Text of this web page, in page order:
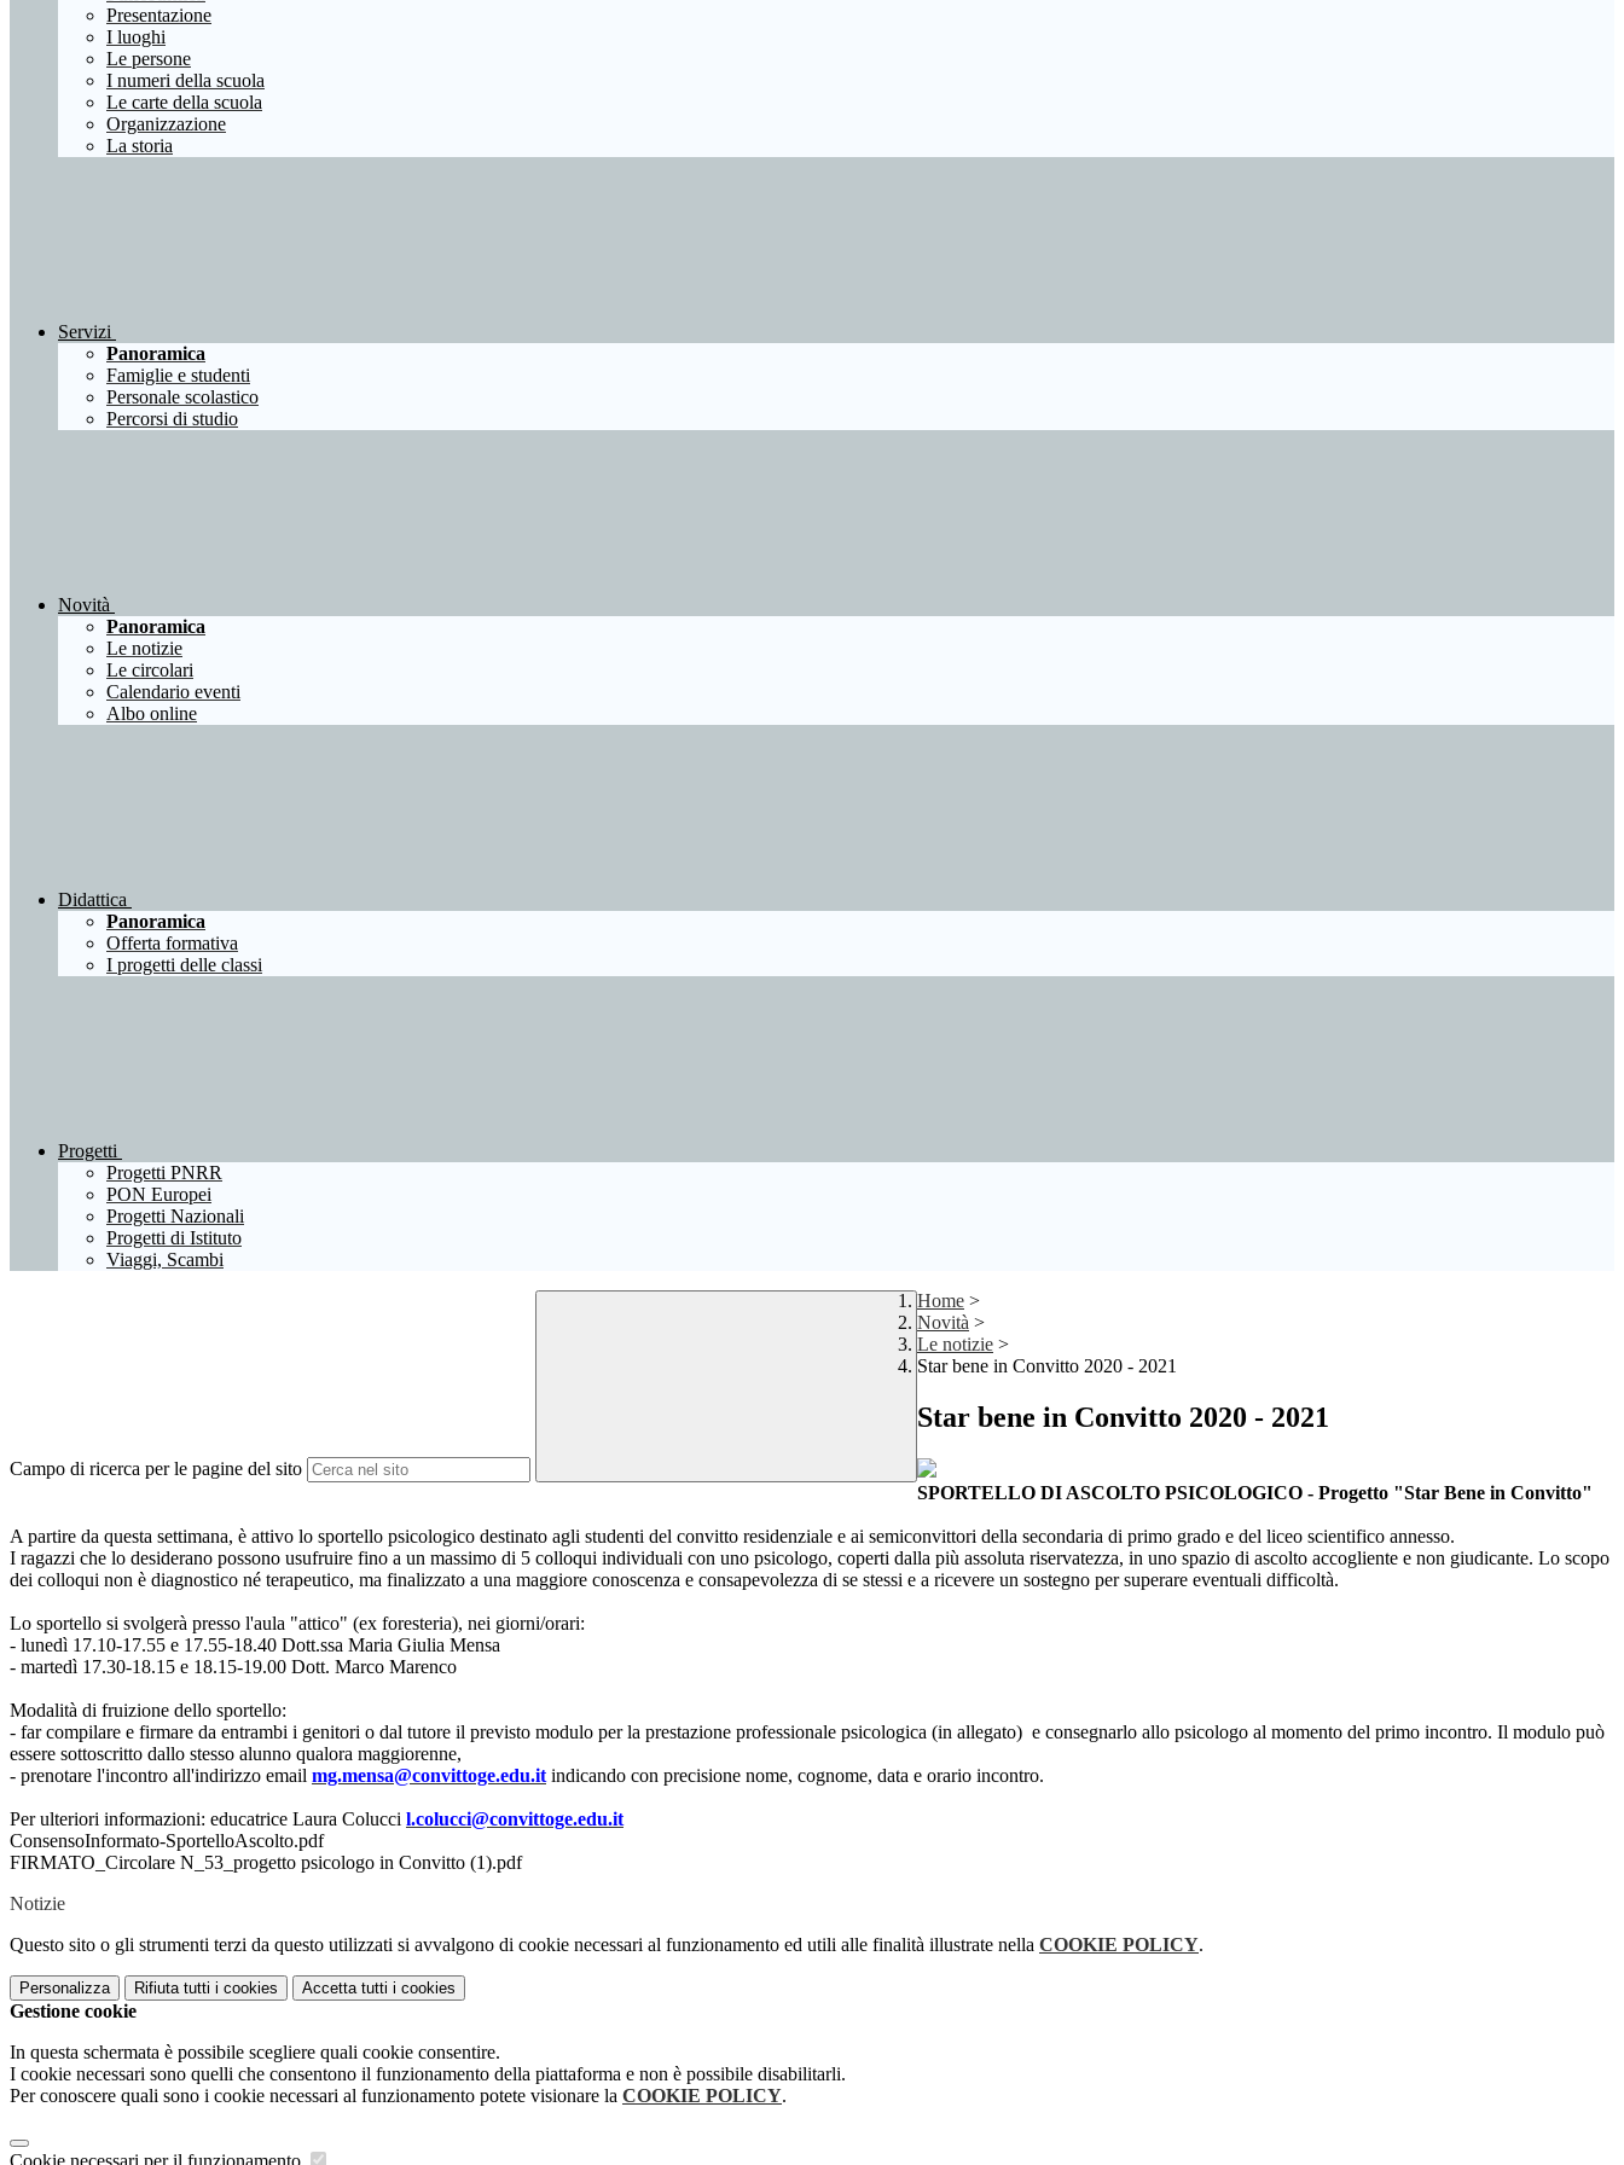
Presentazione
I luoghi
Le persone
I numeri della scuola
Le carte della scuola
Organizzazione
La storia
Servizi
Panoramica
Famiglie e studenti
Personale scolastico
Percorsi di studio
Novità
Panoramica
Le notizie
Le circolari
Calendario eventi
Albo online
Didattica
Panoramica
Offerta formativa
I progetti delle classi
Progetti
Progetti PNRR
PON Europei
Progetti Nazionali
Progetti di Istituto
Viaggi, Scambi
Campo di ricerca per le pagine del sito
Home >
Novità >
Le notizie >
Star bene in Convitto 2020 - 2021
Star bene in Convitto 2020 - 2021
SPORTELLO DI ASCOLTO PSICOLOGICO - Progetto "Star Bene in Convitto"
A partire da questa settimana, è attivo lo sportello psicologico destinato agli studenti del convitto residenziale e ai semiconvittori della secondaria di primo grado e del liceo scientifico annesso.
I ragazzi che lo desiderano possono usufruire fino a un massimo di 5 colloqui individuali con uno psicologo, coperti dalla più assoluta riservatezza, in uno spazio di ascolto accogliente e non giudicante. Lo scopo
dei colloqui non è diagnostico né terapeutico, ma finalizzato a una maggiore conoscenza e consapevolezza di se stessi e a ricevere un sostegno per superare eventuali difficoltà.
Lo sportello si svolgerà presso l'aula "attico" (ex foresteria), nei giorni/orari:
- lunedì 17.10-17.55 e 17.55-18.40 Dott.ssa Maria Giulia Mensa
- martedì 17.30-18.15 e 18.15-19.00 Dott. Marco Marenco
Modalità di fruizione dello sportello:
- far compilare e firmare da entrambi i genitori o dal tutore il previsto modulo per la prestazione professionale psicologica (in allegato) e consegnarlo allo psicologo al momento del primo incontro. Il modulo può
essere sottoscritto dallo stesso alunno qualora maggiorenne,
- prenotare l'incontro all'indirizzo email mg.mensa@convittoge.edu.it indicando con precisione nome, cognome, data e orario incontro.
Per ulteriori informazioni: educatrice Laura Colucci l.colucci@convittoge.edu.it
ConsensoInformato-SportelloAscolto.pdf
FIRMATO_Circolare N_53_progetto psicologo in Convitto (1).pdf
Notizie
Questo sito o gli strumenti terzi da questo utilizzati si avvalgono di cookie necessari al funzionamento ed utili alle finalità illustrate nella COOKIE POLICY.
Personalizza Rifiuta tutti i cookies Accetta tutti i cookies
Gestione cookie
In questa schermata è possibile scegliere quali cookie consentire.
I cookie necessari sono quelli che consentono il funzionamento della piattaforma e non è possibile disabilitarli.
Per conoscere quali sono i cookie necessari al funzionamento potete visionare la COOKIE POLICY.